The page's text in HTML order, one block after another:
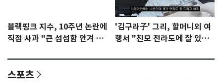
블랙핑크 지수, 10주년 논란에
직접 사과 "큰 섭섭함 안겨 미
'김구라子' 그리, 할머니외 여
행서 "친모 전라도에 잘 있
스포츠